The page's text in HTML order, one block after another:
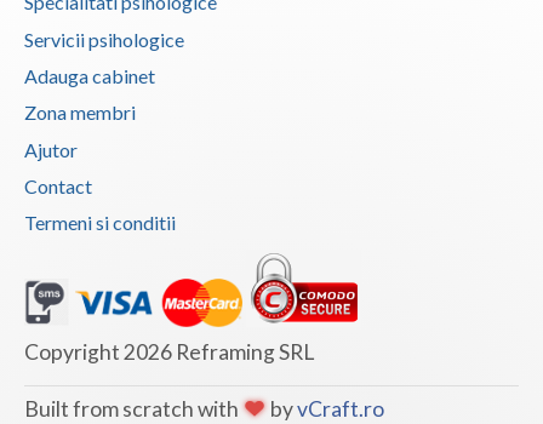
Servicii psihologice
Adauga cabinet
Zona membri
Ajutor
Contact
Termeni si conditii
Copyright 2026 Reframing SRL
Built from scratch with byvCraft.ro